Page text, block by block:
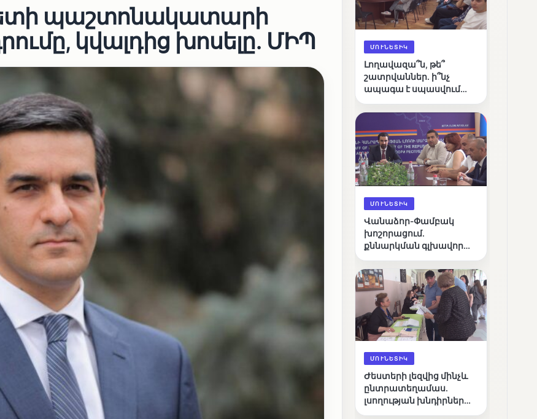
պաշտոնակատարի
կվալդից խոսելը․ ՄԻՊ
ՄՈՒՆԵՏԻԿ
Լողավազա՞ն, թե՞
շատրվաններ. ի՞նչ
ապագա է սպասվում
լճին
ՄՈՒՆԵՏԻԿ
Վանաձոր-Փամբակ
խոշորացում.
քննարկման գլխավոր
կառավարո՞ւմ, թե՞
քաղաքական նպատակ
ՄՈՒՆԵՏԻԿ
Ժեստերի լեզվից մինչև
ընտրատեղամաս.
լսողության խնդիրներ